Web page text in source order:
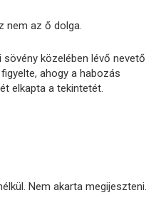
nem az ő dolga.
közelében lévő nevető
ahogy a habozás
elkapta a tekintetét.
Nem akarta megijeszteni.